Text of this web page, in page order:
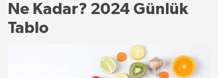
Ne Kadar? 2024 Günlük
Tablo